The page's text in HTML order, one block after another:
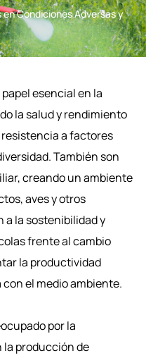
Condiciones Adversas y
esencial en la
la salud y rendimiento
a factores
También son
creando un ambiente
aves y otros
a la sostenibilidad y
frente al cambio
la productividad
el medio ambiente.
por la
la producción de